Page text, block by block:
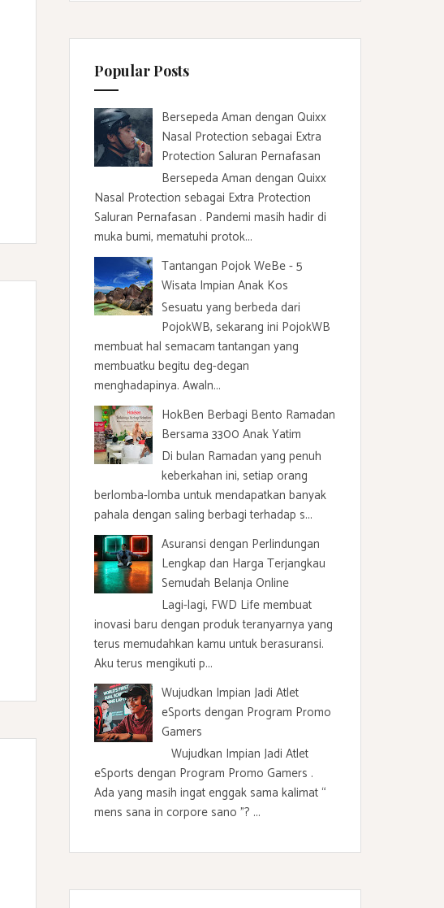
h
o
r
:
Popular Posts
Bersepeda Aman dengan Quixx
Nasal Protection sebagai Extra
Protection Saluran Pernafasan
Bersepeda Aman dengan Quixx
Nasal Protection sebagai Extra Protection
Saluran Pernafasan . Pandemi masih hadir di
muka bumi, mematuhi protok...
Tantangan Pojok WeBe - 5
Wisata Impian Anak Kos
Sesuatu yang berbeda dari
PojokWB, sekarang ini PojokWB
membuat hal semacam tantangan yang
membuatku begitu deg-degan
menghadapinya. Awaln...
HokBen Berbagi Bento Ramadan
Bersama 3300 Anak Yatim
Di bulan Ramadan yang penuh
keberkahan ini, setiap orang
berlomba-lomba untuk mendapatkan banyak
pahala dengan saling berbagi terhadap s...
Asuransi dengan Perlindungan
Lengkap dan Harga Terjangkau
Semudah Belanja Online
Lagi-lagi, FWD Life membuat
inovasi baru dengan produk teranyarnya yang
terus memudahkan kamu untuk berasuransi.
Aku terus mengikuti p...
Wujudkan Impian Jadi Atlet
eSports dengan Program Promo
Gamers
Wujudkan Impian Jadi Atlet
eSports dengan Program Promo Gamers .
Ada yang masih ingat enggak sama kalimat “
mens sana in corpore sano ”? ...